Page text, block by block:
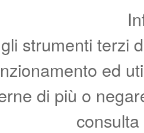
strumenti terzi
ed
di più o